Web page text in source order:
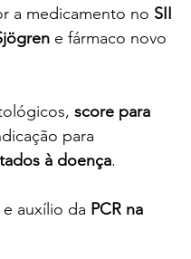
a medicamento no SII
e fármaco novo
score para
para
à doença.
e auxílio da PCR na